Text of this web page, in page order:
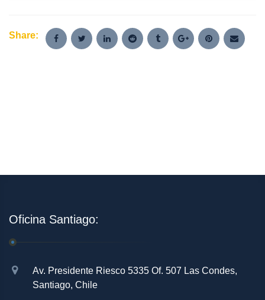
Share:
Oficina Santiago:
Av. Presidente Riesco 5335 Of. 507 Las Condes,
Santiago, Chile